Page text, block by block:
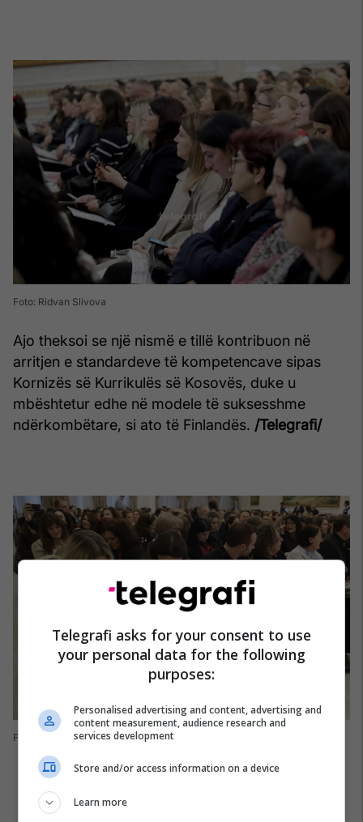
Foto: Ridvan Slivova
Ajo theksoi se një nismë e tillë kontribuon në
arritjen e standardeve të kompetencave sipas
Kornizës së Kurrikulës së Kosovës, duke u
mbështetur edhe në modele të suksesshme
ndërkombëtare, si ato të Finlandës. /Telegrafi/
Foto: Ridvan Slivova
Telegrafi asks for your consent to use
your personal data for the following
purposes:
Personalised advertising and content, advertising and
content measurement, audience research and
services development
Store and/or access information on a device
Learn more